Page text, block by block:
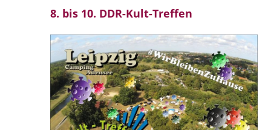
8. bis 10. DDR-Kult-Treffen